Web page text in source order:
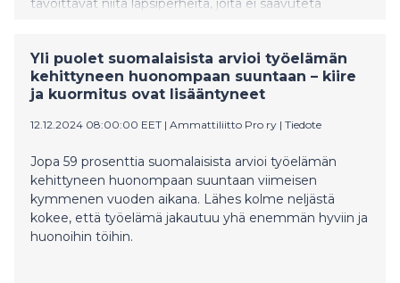
Yli puolet suomalaisista arvioi työelämän
kehittyneen huonompaan suuntaan – kiire
ja kuormitus ovat lisääntyneet
12.12.2024 08:00:00 EET | Ammattiliitto Pro ry | Tiedote
Jopa 59 prosenttia suomalaisista arvioi työelämän
kehittyneen huonompaan suuntaan viimeisen
kymmenen vuoden aikana. Lähes kolme neljästä
kokee, että työelämä jakautuu yhä enemmän hyviin ja
huonoihin töihin.